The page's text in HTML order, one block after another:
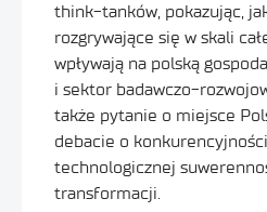
think-tanków, pokazując,
rozgrywające się w skali
wpływają na polską
i sektor badawczo-
także pytanie o miejsce
debacie o
technologicznej
transformacji.